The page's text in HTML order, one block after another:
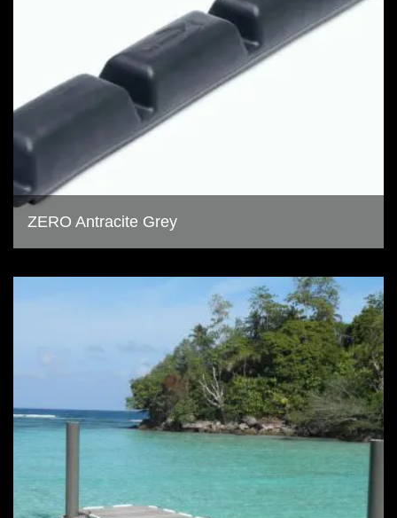
ZERO Antracite Grey